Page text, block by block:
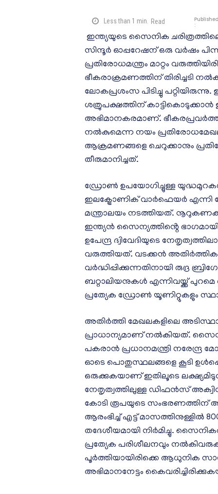
Less than 1 min. Read
Published
:
ഇന്ത്യയുടെ സൈനിക
സിന്ദൂർ ഓപ്പറേഷന് ഒരു വർഷം
പ്രതിരോധമന്ത്രം മാറ്റം
ഭീകരാക്രമണത്തിന് തിരിച്ചടി
ലോകപ്രശംസ പിടിച്ചു
ശത്രുപക്ഷത്തിന്
അഭിമാനകരമാണ്.
നൽകുമെന്ന നയം
ആക്രമണങ്ങളെ ചെറുക്കാനും
തീരുമാനിച്ചത്.
ഡ്രോൺ ഉപയോഗിച്ചുള്ള
ഇലക്ട്രോണിക് വാർഫെയർ
മന്ത്രാലയം നടത്തിയത്.
ഇന്ത്യൻ സൈന്യത്തിൻ്റെ
ഉപേന്ദ്ര ദ്വിവേദിയുടെ
വരുത്തിയത്. വടക്കൻ
വർദ്ധിപ്പിക്കുന്നതിനായി രുദ്ര
ബറ്റാലിയനുകൾ എന്നിവയ്ക്ക് പുറമെ
പ്രത്യേക ഡ്രോൺ യൂണിറ്റുകളും
അതിർത്തി മേഖലകളിലെ
പ്രാധാന്യമാണ് നൽകിയത്.
പകരാൻ പ്രധാനമന്ത്രി നരേന്ദ്ര
ഓടെ പൊതുസ്ഥലങ്ങളെ കൂടി
ഒരുക്കുകയാണ് ഇതിലൂടെ
നേതൃത്വത്തിലുള്ള ഡിഫൻസ്
കോടി രൂപയുടെ സംഭരണത്തിന്
ആരംഭിച്ച് എട്ട്
തദേശീയമായി നിർമിച്ചു.
പ്രത്യേക പരിശീലനവും
പൂർത്തിയായിരിക്കെ ആധുനിക
അഭിമാനനേട്ടം